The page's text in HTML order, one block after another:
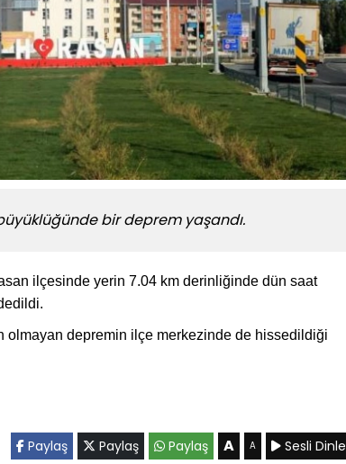
bir deprem yaşandı.
ilçesinde yerin 7.04 km derinliğinde dün saat
olmayan depremin ilçe merkezinde de hissedildiği
Paylaş Paylaş Paylaş A A Sesli Dinle